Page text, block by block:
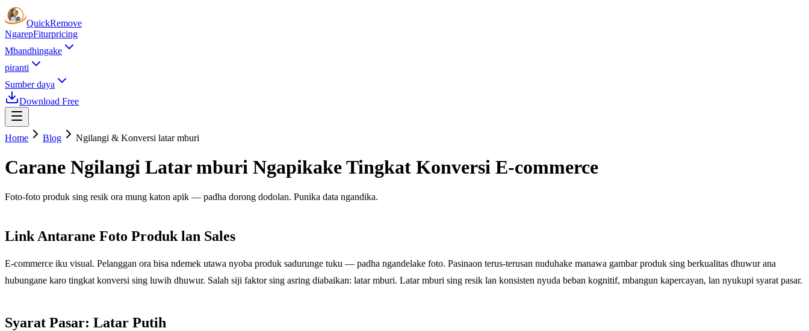
QuickRemove
NgarepFiturpricing
Mbandhingake
piranti
Sumber daya
Download Free
Home Blog Ngilangi & Konversi latar mburi
Carane Ngilangi Latar mburi Ngapikake Tingkat Konversi E-commerce
Foto-foto produk sing resik ora mung katon apik — padha dorong dodolan. Punika data ngandika.
Link Antarane Foto Produk lan Sales
E-commerce iku visual. Pelanggan ora bisa ndemek utawa nyoba produk sadurunge tuku — padha ngandelake foto. Pasinaon terus-terusan nuduhake manawa gambar produk sing berkualitas dhuwur ana
hubungane karo tingkat konversi sing luwih dhuwur. Salah siji faktor sing asring diabaikan: latar mburi. Latar mburi sing resik lan konsisten nyuda beban kognitif, mbangun kapercayan, lan nyukupi syarat pasar.
Syarat Pasar: Latar Putih